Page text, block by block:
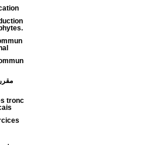
tronc